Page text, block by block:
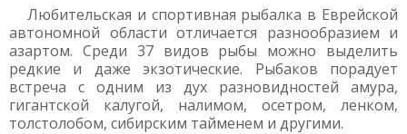
Любительская и спортивная рыбалка в Еврейской
автономной области отличается разнообразием и
азартом. Среди 37 видов рыбы можно выделить
редкие и даже экзотические. Рыбаков порадует
встреча с одним из дух разновидностей амура,
гигантской калугой, налимом, осетром, ленком,
толстолобом, сибирским тайменем и другими.